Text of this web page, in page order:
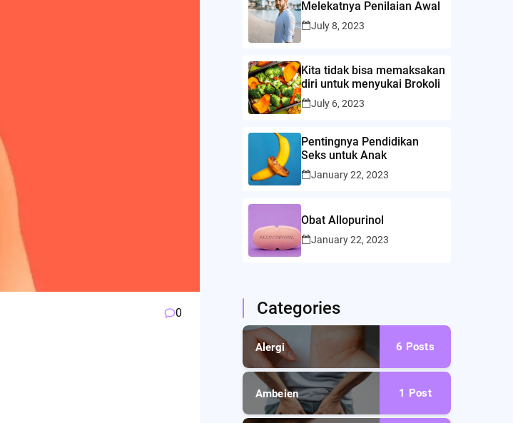
0
Melekatnya Penilaian Awal
July 8, 2023
Kita tidak bisa memaksakan
diri untuk menyukai Brokoli
July 6, 2023
Pentingnya Pendidikan
Seks untuk Anak
January 22, 2023
Obat Allopurinol
January 22, 2023
Categories
Alergi 6 Posts
Ambeien 1 Post